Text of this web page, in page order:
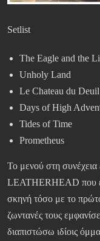
Setlist
The Eagle and the
Unholy Land
Le Chateau du Deuil
Days of High
Tides of Time
Prometheus
Το μενού στη συνέχεια
LEATHERHEAD που
σκηνή τόσο με το
ζωντανές τους
διαπιστώσω ιδίοις